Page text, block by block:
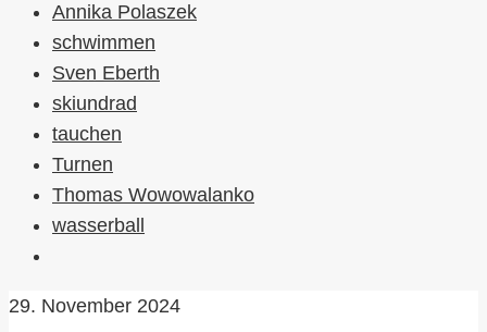
Annika Polaszek
schwimmen
Sven Eberth
skiundrad
tauchen
Turnen
Thomas Wowowalanko
wasserball
29. November 2024